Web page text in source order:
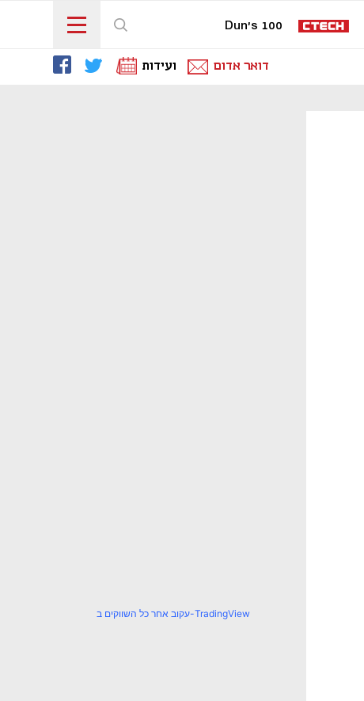
Dun's 100
דואר אדום ועידות
עקוב אחר כל השווקים ב-TradingView